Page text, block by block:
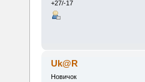
+27/-17
Uk@R
Новичок